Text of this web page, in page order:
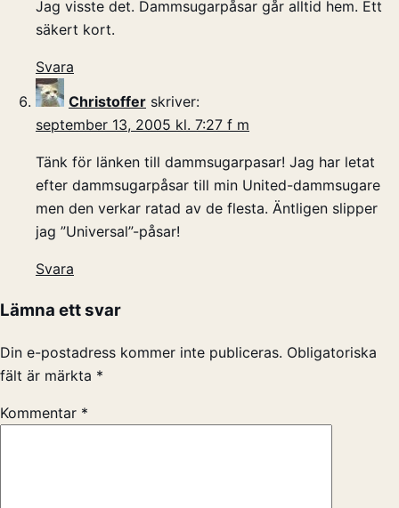
Jag visste det. Dammsugarpåsar går alltid hem. Ett
säkert kort.
Svara
Christoffer skriver:
september 13, 2005 kl. 7:27 f m
Tänk för länken till dammsugarpasar! Jag har letat
efter dammsugarpåsar till min United-dammsugare
men den verkar ratad av de flesta. Äntligen slipper
jag ”Universal”-påsar!
Svara
Lämna ett svar
Din e-postadress kommer inte publiceras. Obligatoriska
fält är märkta *
Kommentar *